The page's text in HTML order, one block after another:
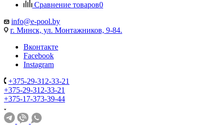
Сравнение товаров0
info@e-pool.by
г. Минск, ул. Монтажников, 9-84.
Вконтакте
Facebook
Instagram
+375-29-312-33-21
+375-29-312-33-21
+375-17-373-39-44